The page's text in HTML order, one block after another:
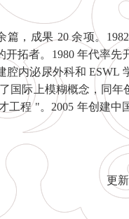
，成果 20 余项。
拓者。1980 年代率先
腔内泌尿外科和 ESWL
国际上模糊概念，同年
工程 "。2005 年创建中
更